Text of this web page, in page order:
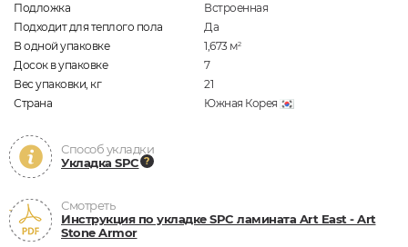
Подложка
Встроенная
Подходит для теплого пола
Да
В одной упаковке
1,673 м2
Досок в упаковке
7
Вес упаковки, кг
21
Страна
Южная Корея
Способ укладки
Укладка SPC
Смотреть
Инструкция по укладке SPC ламината Art East - Art
Stone Armor